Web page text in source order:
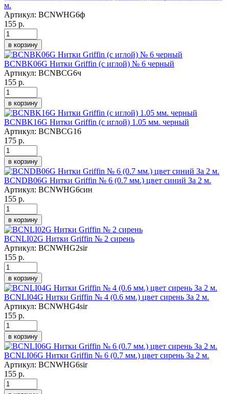
м.
Артикул: BCNWHG6ф
155 р.
в корзину
BCNBK06G Нитки Griffin (с иглой) № 6 черный
Артикул: BCNBCG6ч
155 р.
в корзину
BCNBK16G Нитки Griffin (с иглой) 1.05 мм. черный
Артикул: BCNBCG16
175 р.
в корзину
BCNDB06G Нитки Griffin № 6 (0.7 мм.) цвет синий За 2 м.
Артикул: BCNWHG6син
155 р.
в корзину
BCNLI02G Нитки Griffin № 2 сирень
Артикул: BCNWHG2sir
155 р.
в корзину
BCNLI04G Нитки Griffin № 4 (0.6 мм.) цвет сирень За 2 м.
Артикул: BCNWHG4sir
155 р.
в корзину
BCNLI06G Нитки Griffin № 6 (0.7 мм.) цвет сирень За 2 м.
Артикул: BCNWHG6sir
155 р.